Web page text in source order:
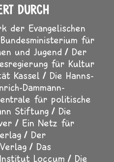
DURCH
der Evangelischen
für
und Jugend
Der
für Kultur
Kassel
Die Hanns-
Dammann-
für politische
Stiftung
Die
Ein Netz für
Der
Das
Loccum
Die